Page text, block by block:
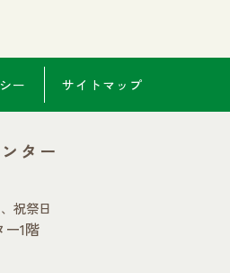
ー サイトマップ
ター
祝祭日
1階